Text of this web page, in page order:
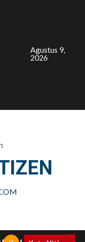
Agustus 9,
2026